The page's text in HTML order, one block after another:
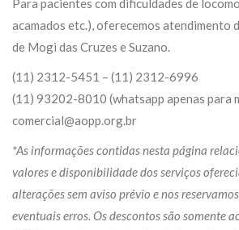
Para pacientes com dificuldades de
acamados etc.), oferecemos atendimento
de Mogi das Cruzes e Suzano.
(11) 2312-5451 – (11) 2312-6996
(11) 93202-8010 (whatsapp apenas para
comercial@aopp.org.br
*As informações contidas nesta página
valores e disponibilidade dos serviços
alterações sem aviso prévio e nos
eventuais erros. Os descontos são somente